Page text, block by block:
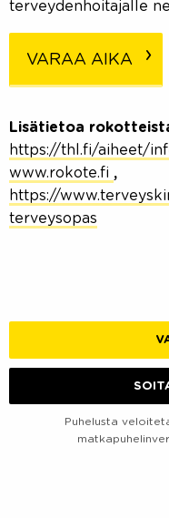
terveydenhoitajalle
VARAA AIKA
Lisätietoa
https://thl.fi/aiheet/
www.rokote.fi ,
https://
terveysopas
Puhelusta